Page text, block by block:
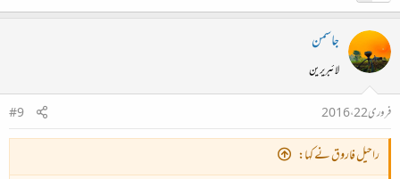
جاسمن
لائبریرین
فروری 22، 2016
#9
راحیل فاروق نے کہا: